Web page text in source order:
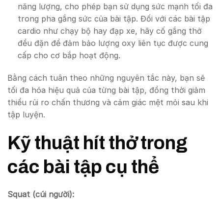
năng lượng, cho phép bạn sử dụng sức mạnh tối đa
trong pha gắng sức của bài tập. Đối với các bài tập
cardio như chạy bộ hay đạp xe, hãy cố gắng thở
đều đặn để đảm bảo lượng oxy liên tục được cung
cấp cho cơ bắp hoạt động.
Bằng cách tuân theo những nguyên tắc này, bạn sẽ
tối đa hóa hiệu quả của từng bài tập, đồng thời giảm
thiểu rủi ro chấn thương và cảm giác mệt mỏi sau khi
tập luyện.
Kỹ thuật hít thở trong
các bài tập cụ thể
Squat (cúi người):